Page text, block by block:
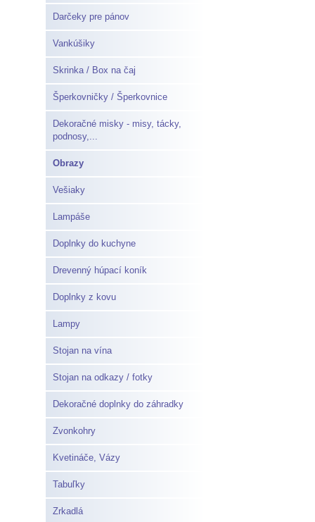
Darčeky pre pánov
Vankúšiky
Skrinka / Box na čaj
Šperkovničky / Šperkovnice
Dekoračné misky - misy, tácky,
podnosy,...
Obrazy
Vešiaky
Lampáše
Doplnky do kuchyne
Drevenný húpací koník
Doplnky z kovu
Lampy
Stojan na vína
Stojan na odkazy / fotky
Dekoračné doplnky do záhradky
Zvonkohry
Kvetináče, Vázy
Tabuľky
Zrkadlá